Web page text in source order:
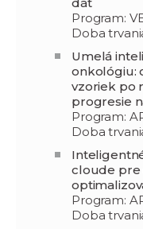
Program:
Doba
Umelá
onkológiu:
vzoriek po
progresie
Program:
Doba
cloude pre
Program:
Doba